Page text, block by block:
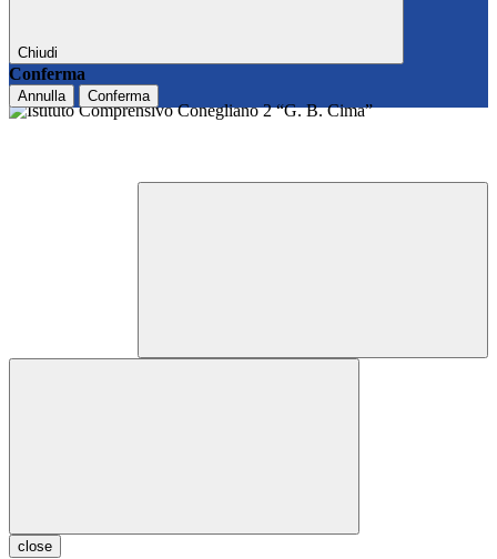
Chiudi
Conferma
Annulla Conferma
close